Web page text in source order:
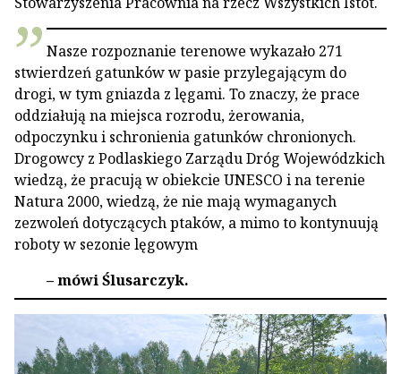
Nasze rozpoznanie terenowe wykazało 271
stwierdzeń gatunków w pasie przylegającym do
drogi, w tym gniazda z lęgami. To znaczy, że prace
oddziałują na miejsca rozrodu, żerowania,
odpoczynku i schronienia gatunków chronionych.
Drogowcy z Podlaskiego Zarządu Dróg Wojewódzkich
wiedzą, że pracują w obiekcie UNESCO i na terenie
Natura 2000, wiedzą, że nie mają wymaganych
zezwoleń dotyczących ptaków, a mimo to kontynuują
roboty w sezonie lęgowym
– mówi Ślusarczyk.